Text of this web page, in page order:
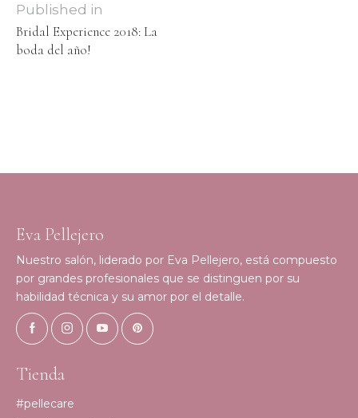
Published in
Bridal Experience 2018: La
boda del año!
Eva Pellejero
Nuestro salón, liderado por Eva Pellejero, está compuesto
por grandes profesionales que se distinguen por su
habilidad técnica y su amor por el detalle.
Tienda
#pellecare